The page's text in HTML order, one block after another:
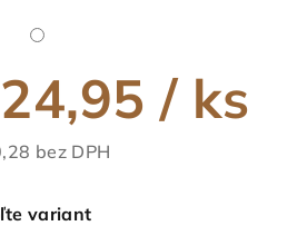
/ ks
bez DPH
variant